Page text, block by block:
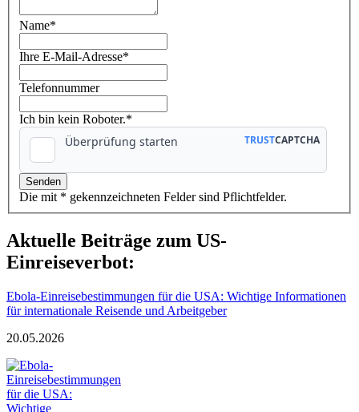
Name*
Ihre E-Mail-Adresse*
Telefonnummer
Ich bin kein Roboter.*
Die mit * gekennzeichneten Felder sind Pflichtfelder.
Aktuelle Beiträge zum US-
Einreiseverbot:
Ebola-Einreisebestimmungen für die USA: Wichtige Informationen
für internationale Reisende und Arbeitgeber
20.05.2026